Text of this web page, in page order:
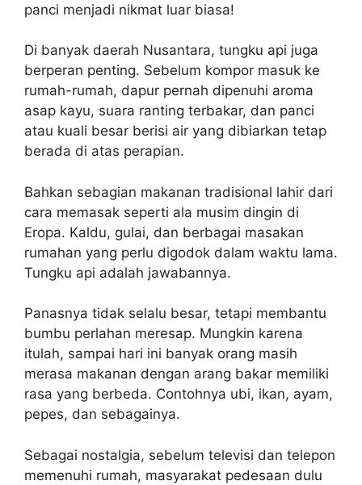
panci menjadi nikmat luar biasa!
Di banyak daerah Nusantara, tungku api juga
berperan penting. Sebelum kompor masuk ke
rumah-rumah, dapur pernah dipenuhi aroma
asap kayu, suara ranting terbakar, dan panci
atau kuali besar berisi air yang dibiarkan tetap
berada di atas perapian.
Bahkan sebagian makanan tradisional lahir dari
cara memasak seperti ala musim dingin di
Eropa. Kaldu, gulai, dan berbagai masakan
rumahan yang perlu digodok dalam waktu lama.
Tungku api adalah jawabannya.
Panasnya tidak selalu besar, tetapi membantu
bumbu perlahan meresap. Mungkin karena
itulah, sampai hari ini banyak orang masih
merasa makanan dengan arang bakar memiliki
rasa yang berbeda. Contohnya ubi, ikan, ayam,
pepes, dan sebagainya.
Sebagai nostalgia, sebelum televisi dan telepon
memenuhi rumah, masyarakat pedesaan dulu